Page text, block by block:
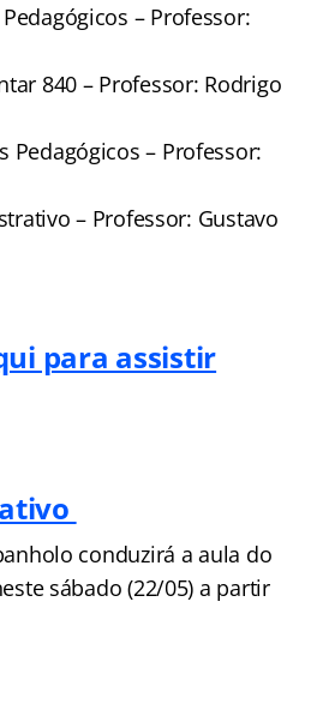
– Professor:
840 – Professor: Rodrigo
Pedagógicos – Professor:
– Professor: Gustavo
para assistir
conduzirá a aula do
sábado (22/05) a partir